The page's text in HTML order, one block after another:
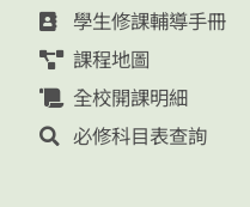
學生修課輔導手冊
課程地圖
全校開課明細
必修科目表查詢